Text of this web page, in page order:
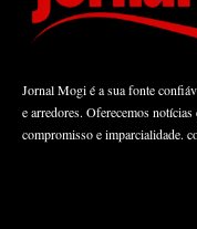
Jornal Mogi é a sua fonte
e arredores. Oferecemos
compromisso e imparcialidade.